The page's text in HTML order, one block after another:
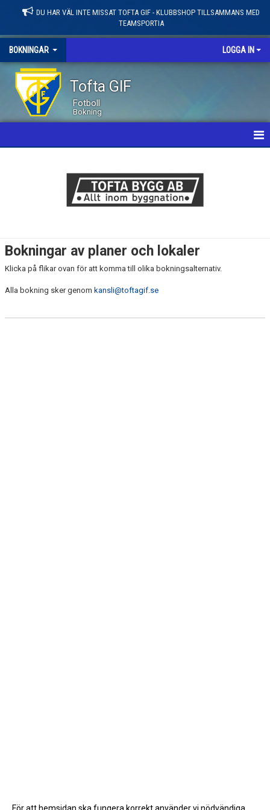
DU HAR VÄL INTE MISSAT TOFTA GIF - KLUBBSHOP TILLSAMMANS MED
TEAMSPORTIA
BOKNINGAR LOGGA IN
Tofta GIF
Fotboll
Bokning
TÅNGABERG
Bokningar av planer och lokaler
Klicka på flikar ovan för att komma till olika bokningsalternativ.
Alla bokning sker genom kansli@toftagif.se